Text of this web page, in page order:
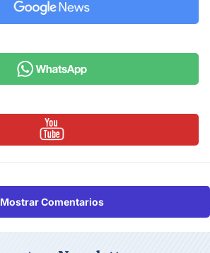
Mostrar Comentarios